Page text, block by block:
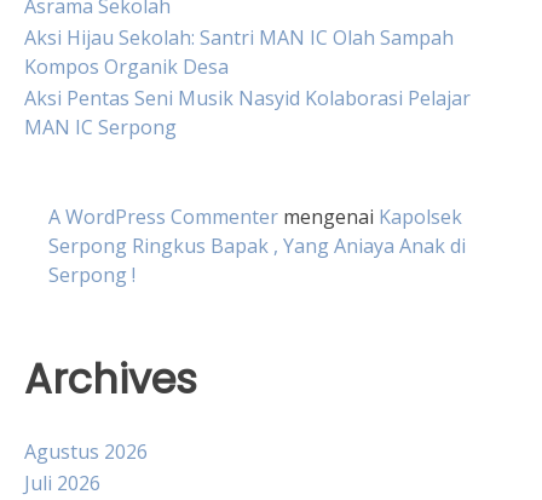
Asrama Sekolah
Aksi Hijau Sekolah: Santri MAN IC Olah Sampah
Kompos Organik Desa
Aksi Pentas Seni Musik Nasyid Kolaborasi Pelajar
MAN IC Serpong
A WordPress Commenter mengenai Kapolsek
Serpong Ringkus Bapak , Yang Aniaya Anak di
Serpong !
Archives
Agustus 2026
Juli 2026